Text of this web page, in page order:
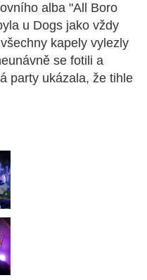
alba "All Boro
u Dogs jako vždy
kapely vylezly
se fotili a
party ukázala, že tihle